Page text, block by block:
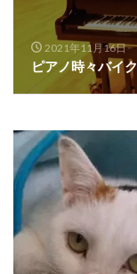
2021年11月16日
ピアノ時々バイク